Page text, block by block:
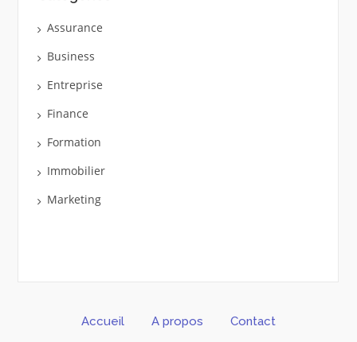
Assurance
Business
Entreprise
Finance
Formation
Immobilier
Marketing
Accueil A propos Contact